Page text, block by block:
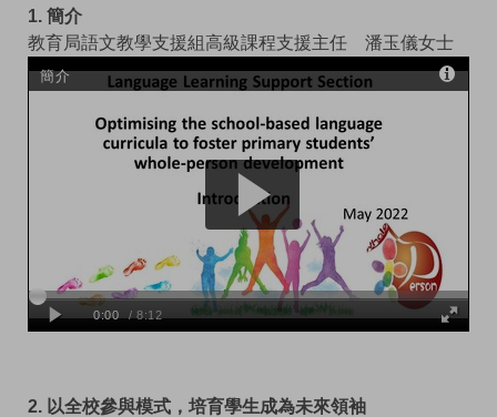
1. 簡介
教育局語文教學支援組高級課程支援主任 潘玉儀女士
2. 以全校參與模式，培育學生成為未來領袖